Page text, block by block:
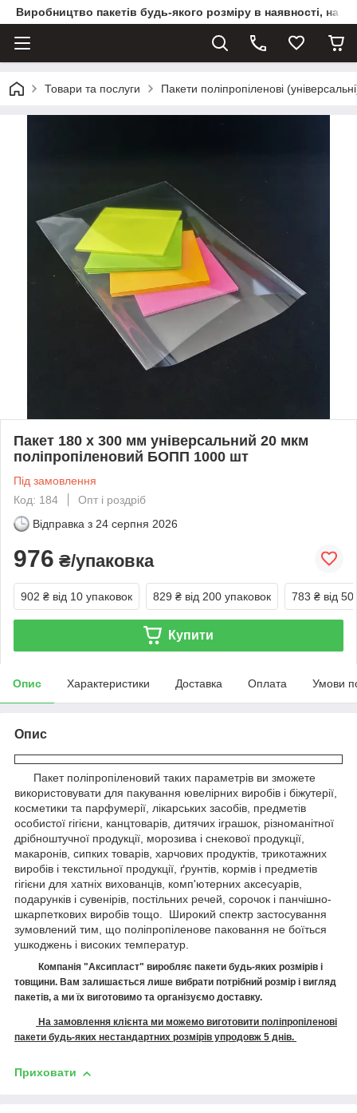
Виробництво пакетів будь-якого розміру в наявності, на
Товари та послуги Пакети поліпропіленові
Пакет 180 x 300 мм універсальний 20 мкм
поліпропіленовий БОПП 1000 шт
Під замовлення
Код: 184
Опт і роздріб
Відправка з 24 серпня 2026
976 ₴/упаковка
902 ₴ від 10 упаковок 829 ₴ від 200 упаковок 783 ₴ від
Купити
Опис Характеристики Доставка Оплата Умови
Опис
Пакет поліпропіленовий таких параметрів ви зможете
використовувати для пакування ювелірних виробів і біжутерії,
косметики та парфумерії, лікарських засобів, предметів
особистої гігієни, канцтоварів, дитячих іграшок, різноманітної
дрібноштучної продукції, морозива і снекової продукції,
макаронів, сипких товарів, харчових продуктів, трикотажних
виробів і текстильної продукції, ґрунтів, кормів і предметів
гігієни для хатніх вихованців, комп'ютерних аксесуарів,
подарунків і сувенірів, постільних речей, сорочок і панчішно-
шкарпеткових виробів тощо. Широкий спектр застосування
зумовлений тим, що поліпропіленове паковання не боїться
ушкоджень і високих температур.
Компанія "Аксипласт" виробляє пакети будь-яких розмірів і
товщини. Вам залишається лише вибрати потрібний розмір і вигляд
пакетів, а ми їх виготовимо та організуємо доставку.
На замовлення клієнта ми можемо виготовити поліпропіленові
пакети будь-яких нестандартних розмірів упродовж 5 днів.
Приховати